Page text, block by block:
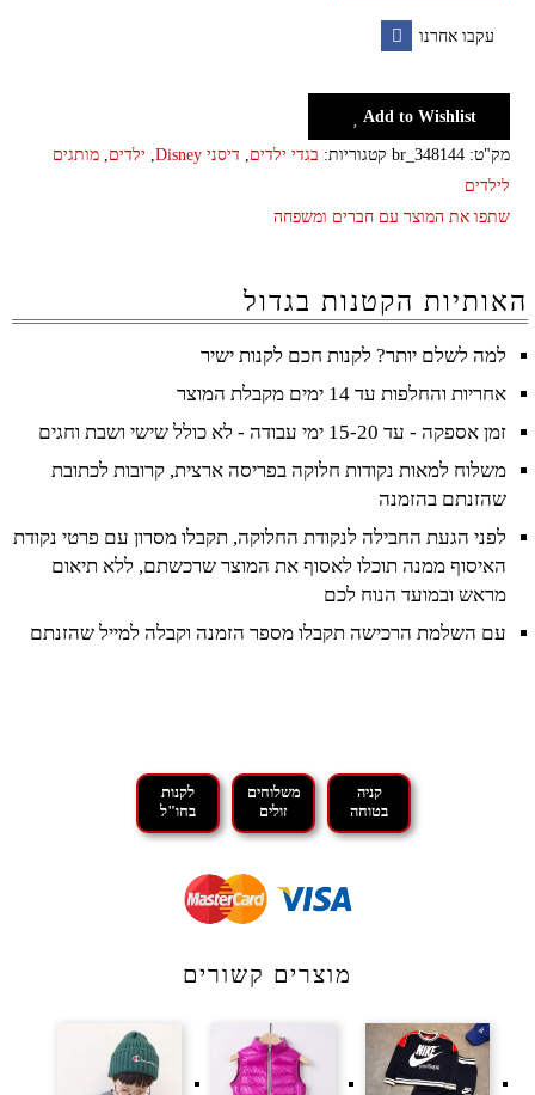
שלעקבו אחרנו
Add to Wishlist
מק"ט: br_348144 קטגוריות: בגדי ילדים, דיסני Disney , ילדים, מותגים
לילדים
שתפו את המוצר עם חברים ומשפחה
האותיות הקטנות בגדול
למה לשלם יותר? לקנות חכם לקנות ישיר
אחריות והחלפות עד 14 ימים מקבלת המוצר
זמן אספקה - עד 15-20 ימי עבודה - לא כולל שישי ושבת וחגים
משלוח למאות נקודות חלוקה בפריסה ארצית, קרובות לכתובת
שהזנתם בהזמנה
לפני הגעת החבילה לנקודת החלוקה, תקבלו מסרון עם פרטי נקודת
האיסוף ממנה תוכלו לאסוף את המוצר שרכשתם, ללא תיאום
מראש ובמועד הנוח לכם
עם השלמת הרכישה תקבלו מספר הזמנה וקבלה למייל שהזנתם
קניה
בטוחה
משלוחים
זולים
לקנות
בחו"ל
מוצרים קשורים